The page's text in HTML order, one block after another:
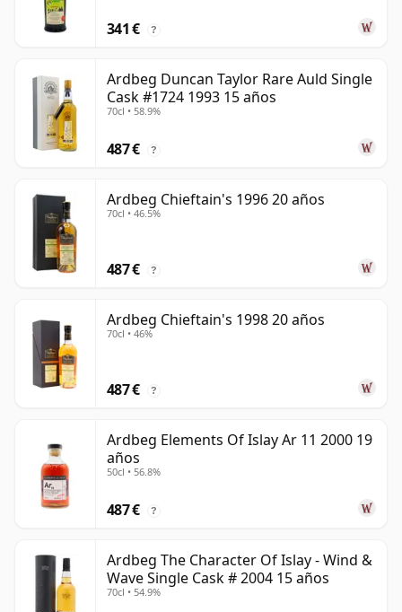
341 € ?
Ardbeg Duncan Taylor Rare Auld Single
Cask #1724 1993 15 años
70cl • 58.9%
487 € ?
Ardbeg Chieftain's 1996 20 años
70cl • 46.5%
487 € ?
Ardbeg Chieftain's 1998 20 años
70cl • 46%
487 € ?
Ardbeg Elements Of Islay Ar 11 2000 19
años
50cl • 56.8%
487 € ?
Ardbeg The Character Of Islay - Wind &
Wave Single Cask # 2004 15 años
70cl • 54.9%